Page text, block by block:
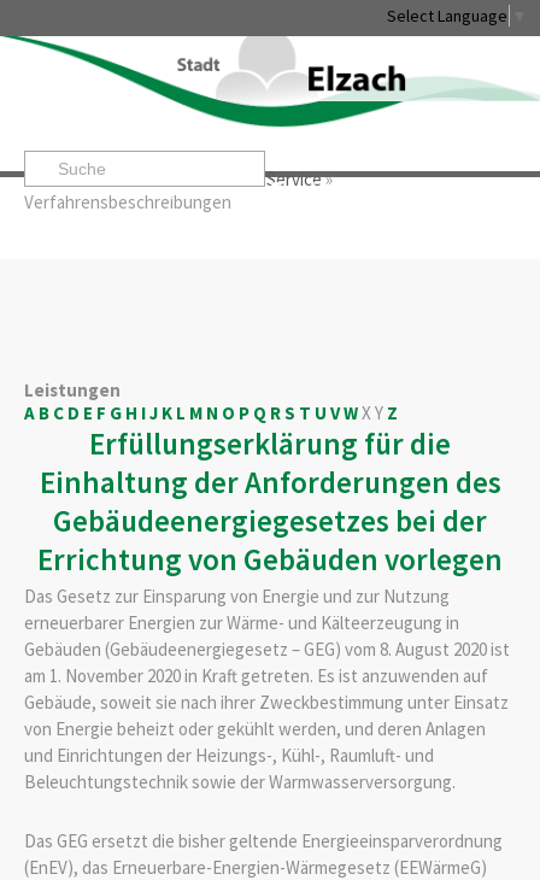
Select Language
Startseite» »Service»
Verfahrensbeschreibungen
Leben & Erleben Rathaus & Service
Leistungen
A B C D E F G H IJ K L M N O P Q RS T U VWXY Z
Erfüllungserklärung für die
Einhaltung der Anforderungen des
Gebäudeenergiegesetzes bei der
Errichtung von Gebäuden vorlegen
Das Gesetz zur Einsparung von Energie und zur Nutzung
erneuerbarer Energien zur Wärme- und Kälteerzeugung in
Gebäuden (Gebäudeenergiegesetz – GEG) vom 8. August 2020 ist
am 1. November 2020 in Kraft getreten. Es ist anzuwenden auf
Gebäude, soweit sie nach ihrer Zweckbestimmung unter Einsatz
von Energie beheizt oder gekühlt werden, und deren Anlagen
und Einrichtungen der Heizungs-, Kühl-, Raumluft- und
Beleuchtungstechnik sowie der Warmwasserversorgung.
Das GEG ersetzt die bisher geltende Energieeinsparverordnung
(EnEV), das Erneuerbare-Energien-Wärmegesetz (EEWärmeG)